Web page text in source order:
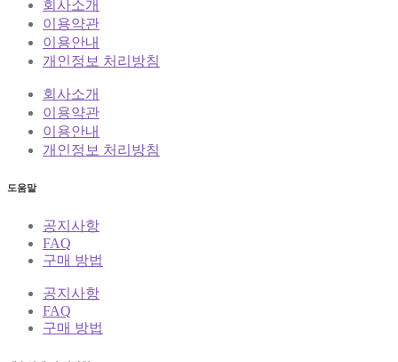
회사소개
이용약관
이용안내
개인정보 처리방침
회사소개
이용약관
이용안내
개인정보 처리방침
도움말
공지사항
FAQ
구매 방법
공지사항
FAQ
구매 방법